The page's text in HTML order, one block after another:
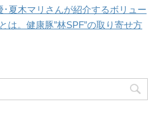
･夏木マリさんが紹介するボリュー
は。健康豚”林SPF”の取り寄せ方